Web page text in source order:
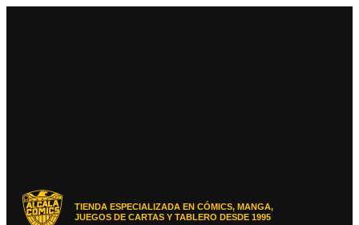
TIENDA ESPECIALIZADA EN CÓMICS, MANGA,
JUEGOS DE CARTAS Y TABLERO DESDE 1995